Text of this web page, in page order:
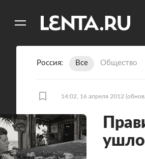
Россия Все Общество
14:02, 16 апреля 2012
ушло